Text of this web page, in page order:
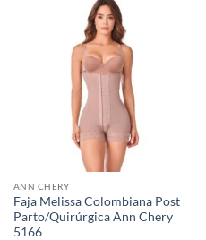
ANN CHERY
Faja Melissa Colombiana Post
Parto/Quirúrgica Ann Chery
5166